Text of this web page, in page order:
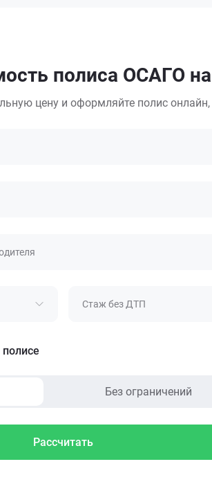
полиса ОСАГО
цену и оформляйте полис
Стаж без ДТП
Без ограничений
Рассчитать